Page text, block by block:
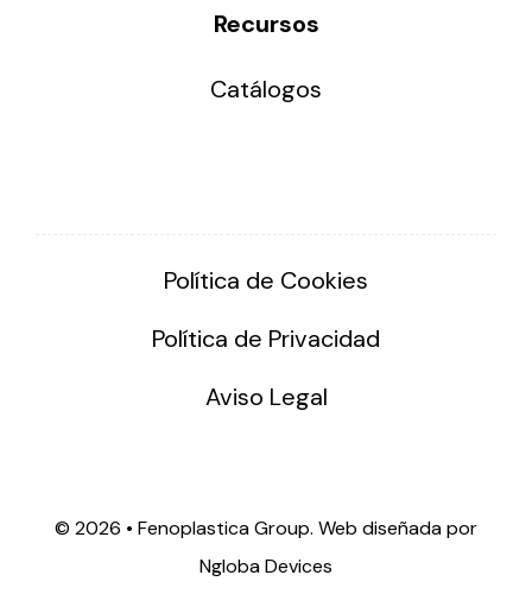
Recursos
Catálogos
Política de Cookies
Política de Privacidad
Aviso Legal
© 2026 • Fenoplastica Group. Web diseñada por
Ngloba Devices